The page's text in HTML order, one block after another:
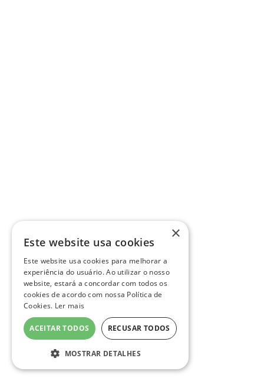
×
Este website usa cookies
Este website usa cookies para melhorar a
experiência do usuário. Ao utilizar o nosso
website, estará a concordar com todos os
cookies de acordo com nossa Política de
Cookies. Ler mais
ACEITAR TODOS RECUSAR TODOS
MOSTRAR DETALHES